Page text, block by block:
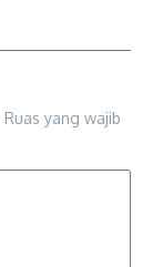
Ruas yang wajib